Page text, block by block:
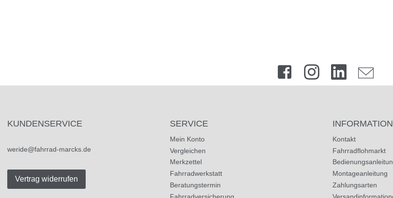
KUNDENSERVICE
weride@fahrrad-marcks.de
Vertrag widerrufen
SERVICE
Mein Konto
Vergleichen
Merkzettel
Fahrradwerkstatt
Beratungstermin
Fahrradversicherung
Kontakt
Fahrradflohmarkt
Montageanleitung
Zahlungsarten